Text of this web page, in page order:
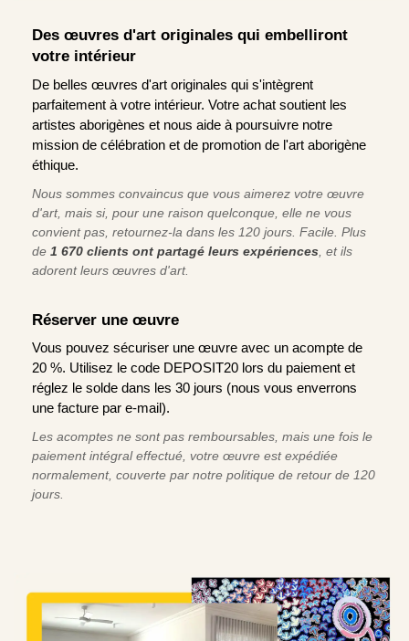
Des œuvres d'art originales qui embelliront
votre intérieur
De belles œuvres d'art originales qui s'intègrent
parfaitement à votre intérieur. Votre achat soutient les
artistes aborigènes et nous aide à poursuivre notre
mission de célébration et de promotion de l'art aborigène
éthique.
Nous sommes convaincus que vous aimerez votre œuvre
d'art, mais si, pour une raison quelconque, elle ne vous
convient pas, retournez-la dans les 120 jours. Facile. Plus
de 1 670 clients ont partagé leurs expériences , et ils
adorent leurs œuvres d'art.
Réserver une œuvre
Vous pouvez sécuriser une œuvre avec un acompte de
20 %. Utilisez le code DEPOSIT20 lors du paiement et
réglez le solde dans les 30 jours (nous vous enverrons
une facture par e-mail).
Les acomptes ne sont pas remboursables, mais une fois le
paiement intégral effectué, votre œuvre est expédiée
normalement, couverte par notre politique de retour de 120
jours.